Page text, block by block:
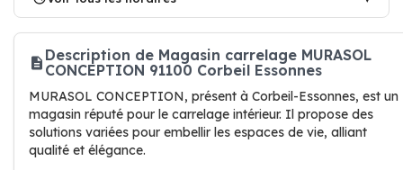
Description de Magasin carrelage MURASOL
CONCEPTION 91100 Corbeil Essonnes
MURASOL CONCEPTION, présent à Corbeil-Essonnes, est un
magasin réputé pour le carrelage intérieur. Il propose des
solutions variées pour embellir les espaces de vie, alliant
qualité et élégance.